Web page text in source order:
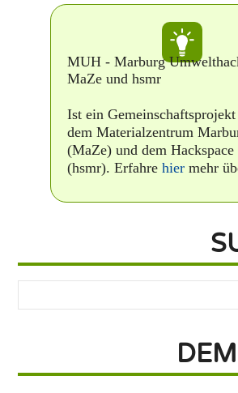
MUH - Marburg
MaZe und hsmr
Ist ein
dem Materialzentrum
(MaZe) und dem
(hsmr). Erfahrehier mehr